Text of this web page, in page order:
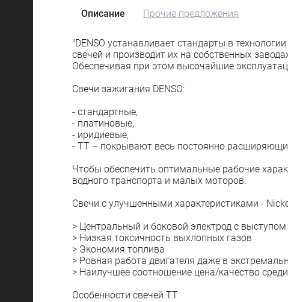
Описание Прочие предложения
"DENSO устанавливает стандарты в
свечей и производит их на собственных
Обеспечивая при этом высочайшие
Свечи зажигания DENSO:
- стандартные,
- платиновые,
- иридиевые,
- ТТ – покрывают весь постоянно
Чтобы обеспечить оптимальные рабочие
водного транспорта и малых моторов.
Свечи с улучшенными характеристиками -
> Центральный и боковой электрод с выступом
> Низкая токсичность выхлопных газов
> Экономия топлива
> Ровная работа двигателя даже в
> Наилучшее соотношение цена/качество
Особенности свечей ТТ